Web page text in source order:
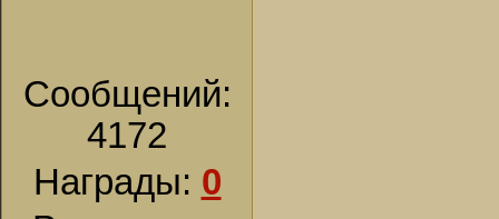
Сообщений:
4172
Награды: 0